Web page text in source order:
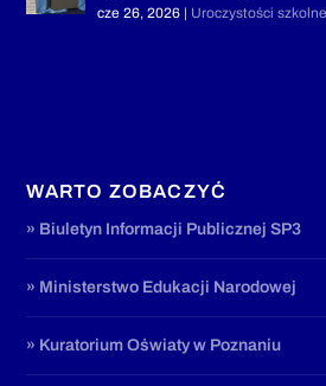
cze 26, 2026 | Uroczystości szkolne
WARTO ZOBACZYĆ
» Biuletyn Informacji Publicznej SP3
» Ministerstwo Edukacji Narodowej
» Kuratorium Oświaty w Poznaniu